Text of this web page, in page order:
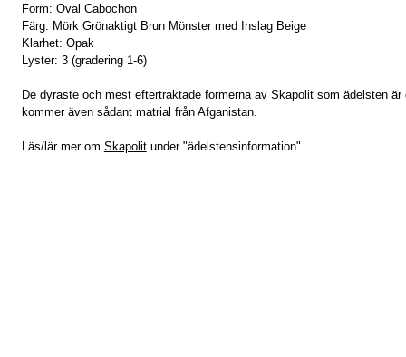
Form: Oval Cabochon
Färg: Mörk Grönaktigt Brun Mönster med Inslag Beige
Klarhet: Opak
Lyster: 3 (gradering 1-6)
De dyraste och mest eftertraktade formerna av Skapolit som ädelsten
kommer även sådant matrial från Afganistan.
Läs/lär mer om Skapolitunder "ädelstensinformation"